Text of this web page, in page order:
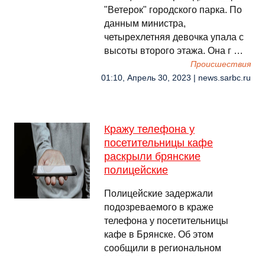
"Ветерок" городского парка. По
данным министра,
четырехлетняя девочка упала с
высоты второго этажа. Она г …
Происшествия
01:10, Апрель 30, 2023 | news.sarbc.ru
Кражу телефона у
посетительницы кафе
раскрыли брянские
полицейские
Полицейские задержали
подозреваемого в краже
телефона у посетительницы
кафе в Брянске. Об этом
сообщили в региональном